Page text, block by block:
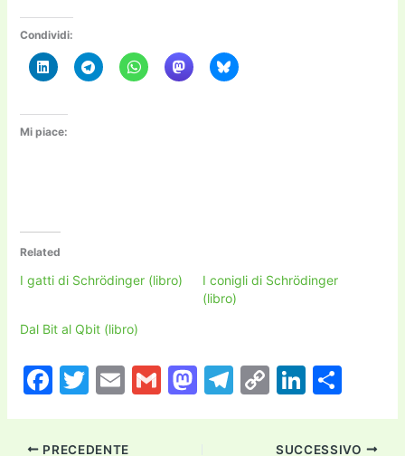
Condividi:
Mi piace:
Related
I gatti di Schrödinger (libro)
I conigli di Schrödinger
(libro)
Dal Bit al Qbit (libro)
F
c
T
itt
E
ai
G
M T
C
p
Li
k
n
PRECEDENTE SUCCESSIVO